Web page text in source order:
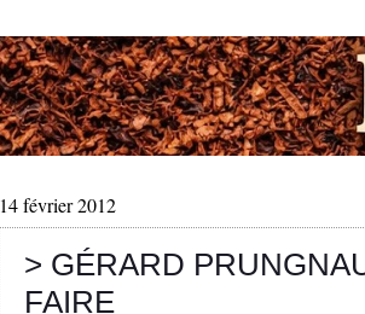
14 février 2012
> GÉRARD
FAIRE